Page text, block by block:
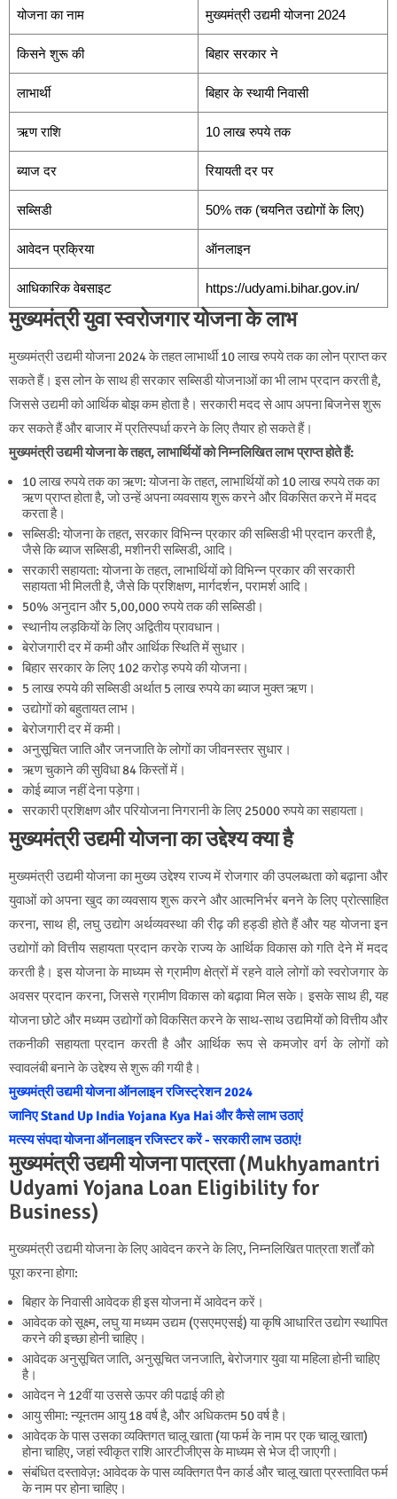
योजना का नाम मुख्यमंत्री उद्यमी योजना 2024
किसने शुरू की बिहार सरकार ने
लाभार्थी बिहार के स्थायी निवासी
ऋण राशि 10 लाख रुपये तक
ब्याज दर रियायती दर पर
सब्सिडी 50% तक (चयनित उद्योगों के लिए)
आवेदन प्रक्रिया ऑनलाइन
आधिकारिक वेबसाइट https://udyami.bihar.gov.in/
मुख्यमंत्री युवा स्वरोजगार योजना के लाभ
मुख्यमंत्री उद्यमी योजना 2024 के तहत लाभार्थी 10 लाख रुपये तक का लोन प्राप्त कर
सकते हैं। इस लोन के साथ ही सरकार सब्सिडी योजनाओं का भी लाभ प्रदान करती है,
जिससे उद्यमी को आर्थिक बोझ कम होता है। सरकारी मदद से आप अपना बिजनेस शुरू
कर सकते हैं और बाजार में प्रतिस्पर्धा करने के लिए तैयार हो सकते हैं।
मुख्यमंत्री उद्यमी योजना के तहत, लाभार्थियों को निम्नलिखित लाभ प्राप्त होते हैं:
10 लाख रुपये तक का ऋण: योजना के तहत, लाभार्थियों को 10 लाख रुपये तक का
ऋण प्राप्त होता है, जो उन्हें अपना व्यवसाय शुरू करने और विकसित करने में मदद
करता है।
सब्सिडी: योजना के तहत, सरकार विभिन्न प्रकार की सब्सिडी भी प्रदान करती है,
जैसे कि ब्याज सब्सिडी, मशीनरी सब्सिडी, आदि।
सरकारी सहायता: योजना के तहत, लाभार्थियों को विभिन्न प्रकार की सरकारी
सहायता भी मिलती है, जैसे कि प्रशिक्षण, मार्गदर्शन, परामर्श आदि।
50% अनुदान और 5,00,000 रुपये तक की सब्सिडी।
स्थानीय लड़कियों के लिए अद्वितीय प्रावधान।
बेरोजगारी दर में कमी और आर्थिक स्थिति में सुधार।
बिहार सरकार के लिए 102 करोड़ रुपये की योजना।
5 लाख रुपये की सब्सिडी अर्थात 5 लाख रुपये का ब्याज मुक्त ऋण।
उद्योगों को बहुतायत लाभ।
बेरोजगारी दर में कमी।
अनुसूचित जाति और जनजाति के लोगों का जीवनस्तर सुधार।
ऋण चुकाने की सुविधा 84 किस्तों में।
कोई ब्याज नहीं देना पड़ेगा।
सरकारी प्रशिक्षण और परियोजना निगरानी के लिए 25000 रुपये का सहायता।
मुख्यमंत्री उद्यमी योजना काउद्देश्य क्या है
मुख्यमंत्री उद्यमी योजना का मुख्य उद्देश्य राज्य में रोजगार की उपलब्धता को बढ़ाना और
युवाओं को अपना खुद का व्यवसाय शुरू करने और आत्मनिर्भर बनने के लिए प्रोत्साहित
करना, साथ ही, लघु उद्योग अर्थव्यवस्था की रीढ़ की हड्डी होते हैं और यह योजना इन
उद्योगों को वित्तीय सहायता प्रदान करके राज्य के आर्थिक विकास को गति देने में मदद
करती है। इस योजना के माध्यम से ग्रामीण क्षेत्रों में रहने वाले लोगों को स्वरोजगार के
अवसर प्रदान करना, जिससे ग्रामीण विकास को बढ़ावा मिल सके। इसके साथ ही, यह
योजना छोटे और मध्यम उद्योगों को विकसित करने के साथ-साथ उद्यमियों को वित्तीय और
तकनीकी सहायता प्रदान करती है और आर्थिक रूप से कमजोर वर्ग के लोगों को
स्वावलंबी बनाने के उद्देश्य से शुरू की गयी है।
मुख्यमंत्री उद्यमी योजना ऑनलाइन रजिस्ट्रेशन 2024
जानिए Stand Up India Yojana Kya Hai और कैसे लाभ उठाएं
मत्स्य संपदा योजना ऑनलाइन रजिस्टर करें - सरकारी लाभ उठाएं!
मुख्यमंत्री उद्यमी योजना पात्रता (Mukhyamantri
Udyami Yojana Loan Eligibility for
Business)
मुख्यमंत्री उद्यमी योजना के लिए आवेदन करने के लिए, निम्नलिखित पात्रता शर्तों को
पूरा करना होगा:
बिहार के निवासी आवेदक ही इस योजना में आवेदन करें।
आवेदक को सूक्ष्म, लघु या मध्यम उद्यम (एसएमएसई) या कृषि आधारित उद्योग स्थापित
करने की इच्छा होनी चाहिए।
आवेदक अनुसूचित जाति, अनुसूचित जनजाति, बेरोजगार युवा या महिला होनी चाहिए
है।
आवेदन ने 12वीं या उससे ऊपर की पढाई की हो
आयु सीमा: न्यूनतम आयु 18 वर्ष है, और अधिकतम 50 वर्ष है।
आवेदक के पास उसका व्यक्तिगत चालू खाता (या फर्म के नाम पर एक चालू खाता)
होना चाहिए, जहां स्वीकृत राशि आरटीजीएस के माध्यम से भेज दी जाएगी।
संबंधित दस्तावेज़: आवेदक के पास व्यक्तिगत पैन कार्ड और चालू खाता प्रस्तावित फर्म
के नाम पर होना चाहिए।